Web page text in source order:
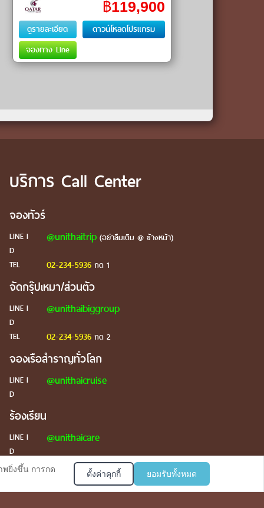
(Newcastle) - ลีดส์ (Leeds) - คาร์ดิฟ (Cardiff)
฿119,900
ดูรายละเอียด
ดาวน์โหลดโปรแกรม
จองทาง Line
บริการ Call Center
จองทัวร์
LINE I
D
@unithaitrip(อย่าลืมเติม @ ข้างหน้า)
TEL 02-234-5936กด 1
จัดกรุ๊ปเหมา/ส่วนตัว
LINE I
D
@unithaibiggroup
TEL 02-234-5936กด 2
จองเรือสำราญทั่วโลก
LINE I
D
@unithaicruise
ร้องเรียน
LINE I
D
@unithaicare
พยิ่งขึ้น การกด ตั้งค่าคุกกี้ ยอมรับทั้งหมด